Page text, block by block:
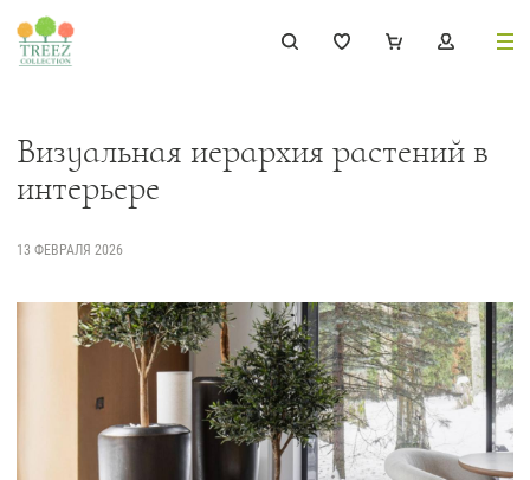
Каталог
Деревья 239
Растения, кусты, мох и трава 221
Ампельные растения 70
Визуальная иерархия растений в
интерьере
13 ФЕВРАЛЯ 2026